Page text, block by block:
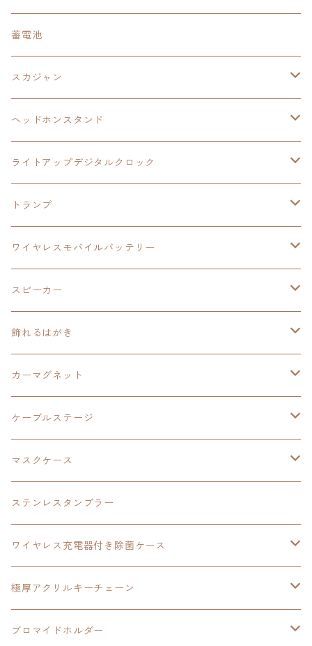
置くだけスピーカー
飾れるはがき
カーマグネット
トランプ
イースⅨ
手帳型スマホカバー
モバイルバッテリー
オーロラアクリルスタンド
零の軌跡：改
碧の軌跡：改
創の軌跡
ケーブルステージ
イラストフレームクロック
ダブルアクリルキーチェーン
40周年記念
黎の軌跡
3in1充電ケーブル
カードサイズスピーカー
黎の軌跡Ⅱ
イースⅩ
東亰ザナドゥeX+
極厚アクリルキーチェーン
オーロラアクリルスタンド
イースvs空の軌跡
軌跡シリーズ20周年
界の軌跡
アクリルマグネット
ヘッドホンスタンド
空の軌跡1st
イース
亰都ザナドゥ
東亰ザナドゥ
阪神タイガース
閃の軌跡Ⅲ
ソーラーパネル
LEDライト付き
閃の軌跡Ⅳ
イースⅨ
閃の軌跡Ⅲ
閃の軌跡Ⅳ
イースⅨ
零の軌跡：改
碧の軌跡：改
創の軌跡
黎の軌跡
黎の軌跡Ⅱ
空の軌跡1st
界の軌跡
閃の軌跡Ⅲ
日本ファルコム
閃の軌跡
蓄電池
スカジャン
サンリオ
ワンピース
今日から俺は！！
ゴジラ
手塚治虫
ウルトラマン
タツノコプロ
ドラえもん
ヘッドホンスタンド
閃の軌跡Ⅳ
イースⅨ
零の軌跡：改
碧の軌跡：改
創の軌跡
黎の軌跡
黎の軌跡Ⅱ
界の軌跡
ライトアップデジタルクロック
閃の軌跡Ⅳ
イースⅨ
零の軌跡：改
碧の軌跡：改
創の軌跡
トランプ
日本ファルコム
ワイヤレスモバイルバッテリー
イースⅨ
閃の軌跡
閃の軌跡Ⅳ
零の軌跡：改
碧の軌跡：改
創の軌跡
40周年記念
スピーカー
置くだけスピーカー
碧の軌跡：改
創の軌跡
バイブレーションスピーカー
軌跡シリーズ15周年
創の軌跡
飾れるはがき
閃の軌跡Ⅳ
イースⅨ
創の軌跡
カーマグネット
軌跡シリーズ
ケーブルステージ
閃の軌跡Ⅲ
創の軌跡
マスクケース
創の軌跡
ステンレスタンブラー
ワイヤレス充電器付き除菌ケース
創の軌跡
イース
極厚アクリルキーチェーン
日本ファルコム40周年記念イラスト
ブロマイドホルダー